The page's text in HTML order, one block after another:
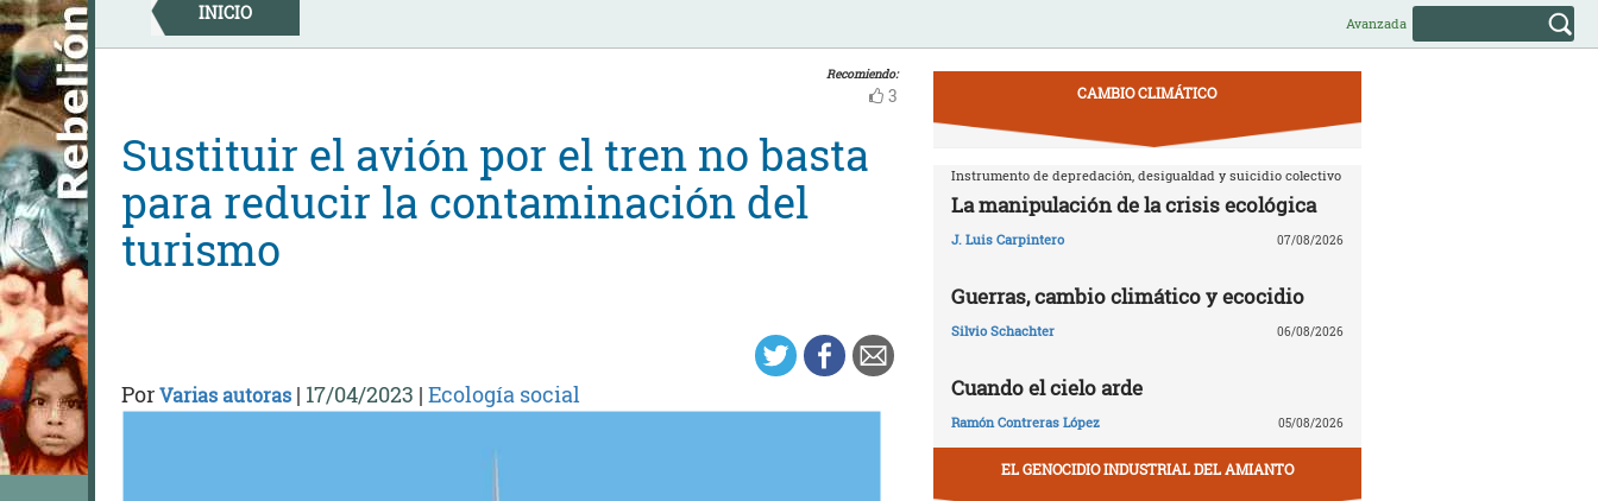
Skip
to
content
INICIO Avanzada
Recomiendo:
3
Sustituir el avión por el tren no basta
para reducir la contaminación del
turismo
PorVarias autoras | 17/04/2023 | Ecología social
CAMBIO CLIMÁTICO
Instrumento de depredación, desigualdad y suicidio colectivo
La manipulación de la crisis ecológica
J. Luis Carpintero 07/08/2026
Guerras, cambio climático y ecocidio
Silvio Schachter 06/08/2026
Cuando el cielo arde
Ramón Contreras López 05/08/2026
EL GENOCIDIO INDUSTRIAL DEL AMIANTO